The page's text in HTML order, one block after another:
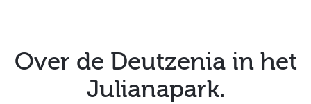
Over de Deutzenia in het
Julianapark.